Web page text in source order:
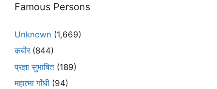
Famous Persons
Unknown (1,669)
कबीर(844)
प्रज्ञा सुभाषित (189)
महात्मा गाँधी (94)